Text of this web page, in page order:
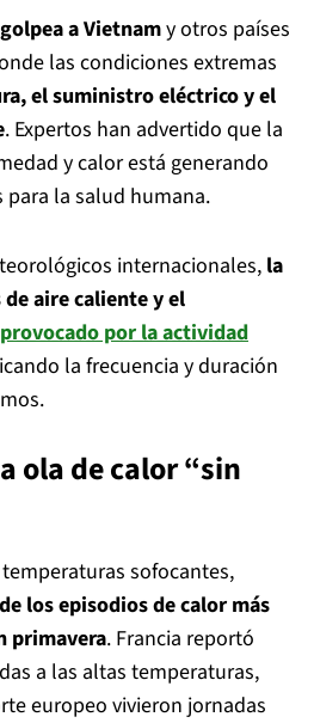
a Vietnamy otros países
las condiciones extremas
el suministro eléctrico y el
. Expertos han advertido que la
y calor está generando
la salud humana.
internacionales, la
aire caliente y el
por la actividad
la frecuencia y duración
ola de calor “sin
sofocantes,
los episodios de calor más
primavera. Francia reportó
a las altas temperaturas,
europeo vivieron jornadas